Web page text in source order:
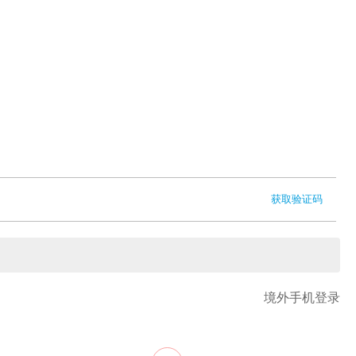
获取验证码
境外手机登录